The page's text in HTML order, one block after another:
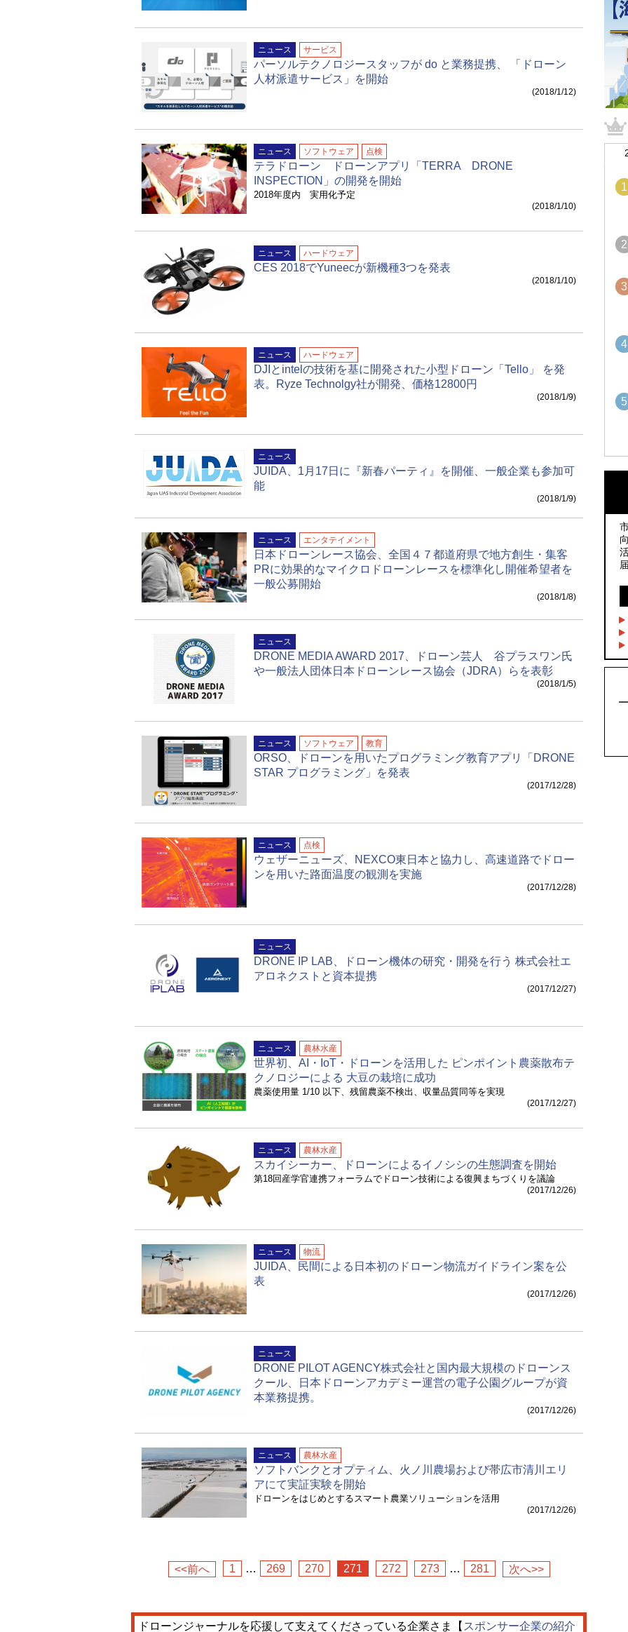
ニュース サービス
パーソルテクノロジースタッフが do と業務提携、 「ドローン
人材派遣サービス」を開始
(2018/1/12)
ニュース ソフトウェア 点検
テラドローン ドローンアプリ「TERRA DRONE
INSPECTION」の開発を開始
2018年度内 実用化予定
(2018/1/10)
ニュース ハードウェア
CES 2018でYuneecが新機種3つを発表
(2018/1/10)
ニュース ハードウェア
DJIとintelの技術を基に開発された小型ドローン「Tello」 を発
表。Ryze Technolgy社が開発、価格12800円
(2018/1/9)
ニュース
JUIDA、1月17日に『新春パーティ』を開催、一般企業も参加可
能
(2018/1/9)
ニュース エンタテイメント
日本ドローンレース協会、全国４７都道府県で地方創生・集客
PRに効果的なマイクロドローンレースを標準化し開催希望者を
一般公募開始
(2018/1/8)
ニュース
DRONE MEDIA AWARD 2017、ドローン芸人 谷プラスワン氏
や一般法人団体日本ドローンレース協会（JDRA）らを表彰
(2018/1/5)
ニュース ソフトウェア 教育
ORSO、ドローンを用いたプログラミング教育アプリ「DRONE
STAR プログラミング」を発表
(2017/12/28)
ニュース 点検
ウェザーニューズ、NEXCO東日本と協力し、高速道路でドロー
ンを用いた路面温度の観測を実施
(2017/12/28)
ニュース
DRONE IP LAB、ドローン機体の研究・開発を行う 株式会社エ
アロネクストと資本提携
(2017/12/27)
ニュース 農林水産
世界初、AI・IoT・ドローンを活用した ピンポイント農薬散布テ
クノロジーによる 大豆の栽培に成功
農薬使用量 1/10 以下、残留農薬不検出、収量品質同等を実現
(2017/12/27)
ニュース 農林水産
スカイシーカー、ドローンによるイノシシの生態調査を開始
第18回産学官連携フォーラムでドローン技術による復興まちづくりを議論
(2017/12/26)
ニュース 物流
JUIDA、民間による日本初のドローン物流ガイドライン案を公
表
(2017/12/26)
ニュース
DRONE PILOT AGENCY株式会社と国内最大規模のドローンス
クール、日本ドローンアカデミー運営の電子公園グループが資
本業務提携。
(2017/12/26)
ニュース 農林水産
ソフトバンクとオプティム、火ノ川農場および帯広市清川エリ
アにて実証実験を開始
ドローンをはじめとするスマート農業ソリューションを活用
(2017/12/26)
<<前へ 1 … 269 270 271 272 273 … 281 次へ>>
ドローンジャーナルを応援して支えてくださっている企業さま【 スポンサー企業の紹介
1
2
3
4
5